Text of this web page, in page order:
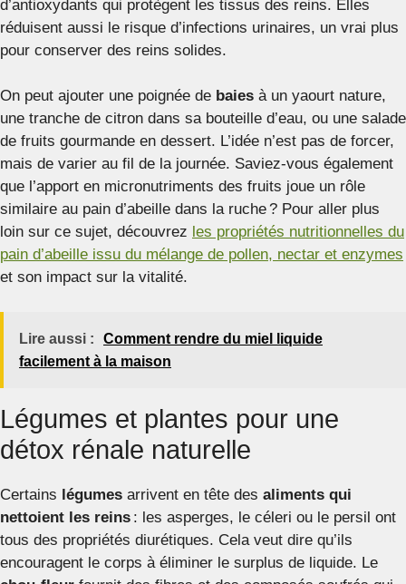
d’antioxydants qui protègent les tissus des reins. Elles
réduisent aussi le risque d’infections urinaires, un vrai plus
pour conserver des reins solides.
On peut ajouter une poignée de baies à un yaourt nature,
une tranche de citron dans sa bouteille d’eau, ou une salade
de fruits gourmande en dessert. L’idée n’est pas de forcer,
mais de varier au fil de la journée. Saviez-vous également
que l’apport en micronutriments des fruits joue un rôle
similaire au pain d’abeille dans la ruche ? Pour aller plus
loin sur ce sujet, découvrez les propriétés nutritionnelles du
pain d’abeille issu du mélange de pollen, nectar et enzymes
et son impact sur la vitalité.
Lire aussi :
Comment rendre du miel liquide
facilement à la maison
Légumes et plantes pour une
détox rénale naturelle
Certains légumes arrivent en tête des aliments qui
nettoient les reins : les asperges, le céleri ou le persil ont
tous des propriétés diurétiques. Cela veut dire qu’ils
encouragent le corps à éliminer le surplus de liquide. Le